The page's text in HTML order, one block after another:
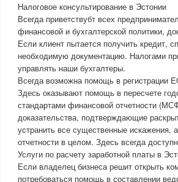
Налоговое консультирование в Эстонии
Всегда приветствубт всех
финансовой и бухгалтерской политики,
Если клиент пытается получить кредит,
необходимую документацию. Налогами
управлять наши бухгалтеры.
Всегда возможна помощь в регистрации
Здесь оказывают помощь в пересчете
стандартами финансовой отчетности
доказательства, подтверждающие
устранить все существенные искажения,
отчетности в целом. Здесь всегда
Услуги по расчету заработной платы в
Если владелец бизнеса решит открыть
потребоваться помощь в составлении